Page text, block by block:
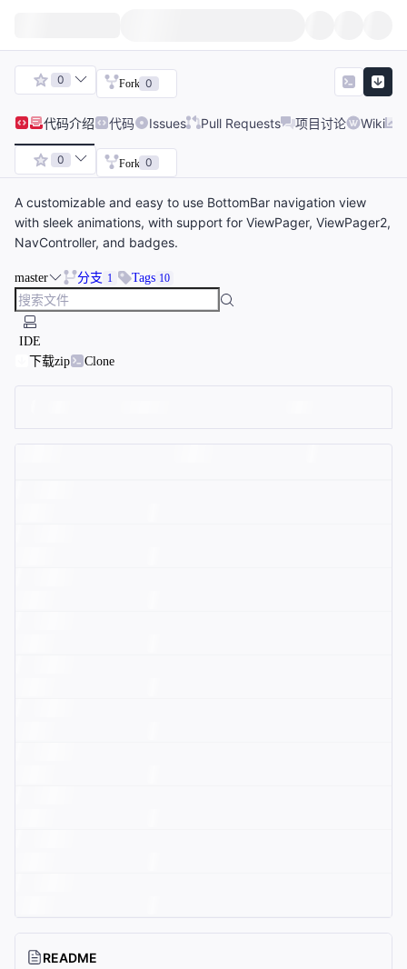
0 Fork 0
代码介绍 代码 Issues Pull Requests 项目讨论 Wiki
0 Fork 0
A customizable and easy to use BottomBar navigation view
with sleek animations, with support for ViewPager, ViewPager2,
NavController, and badges.
master 分支 1 Tags 10
IDE
下载zip
Clone
README